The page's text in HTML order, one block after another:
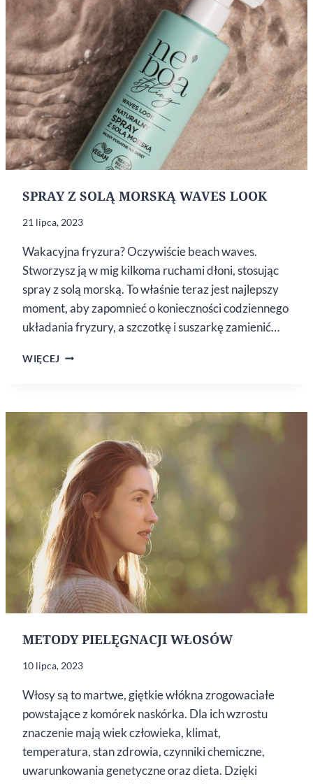
SPRAY Z SOLĄ MORSKĄ WAVES LOOK
21 lipca, 2023
Wakacyjna fryzura? Oczywiście beach waves.
Stworzysz ją w mig kilkoma ruchami dłoni, stosując
spray z solą morską. To właśnie teraz jest najlepszy
moment, aby zapomnieć o konieczności codziennego
układania fryzury, a szczotkę i suszarkę zamienić…
WIĘCEJ SPRAY
LOOK
METODY PIELĘGNACJI WŁOSÓW
10 lipca, 2023
Włosy są to martwe, giętkie włókna zrogowaciałe
powstające z komórek naskórka. Dla ich wzrostu
znaczenie mają wiek człowieka, klimat,
temperatura, stan zdrowia, czynniki chemiczne,
uwarunkowania genetyczne oraz dieta. Dzięki